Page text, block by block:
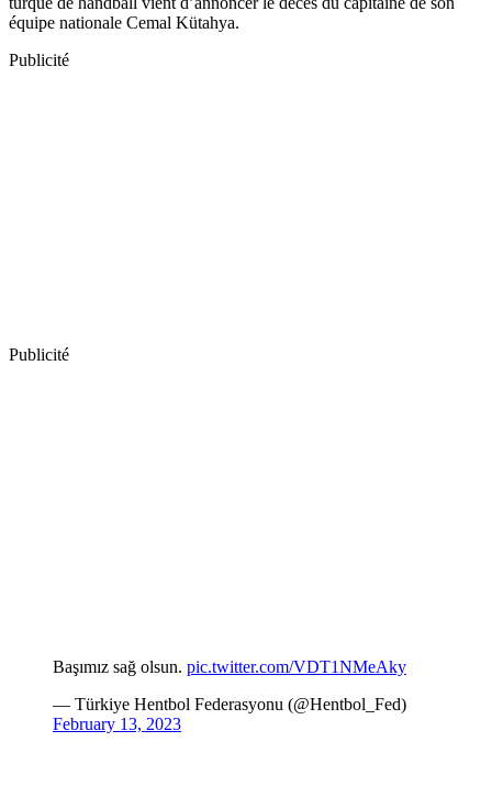
équipe nationale Cemal Kütahya.
Publicité
Publicité